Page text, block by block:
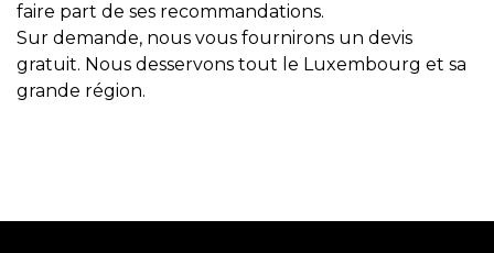
faire part de ses recommandations.
Sur demande, nous vous fournirons un devis
gratuit. Nous desservons tout le Luxembourg et sa
grande région.